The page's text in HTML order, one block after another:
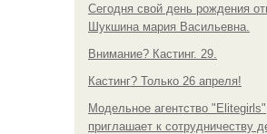
Сегодня свой день рождения
Шукшина мария Васильевна.
Внимание? Кастинг. 29.
Кастинг? Только 26 апреля!
Модельное агентство "Elitegirls"
приглашает к сотрудничеству